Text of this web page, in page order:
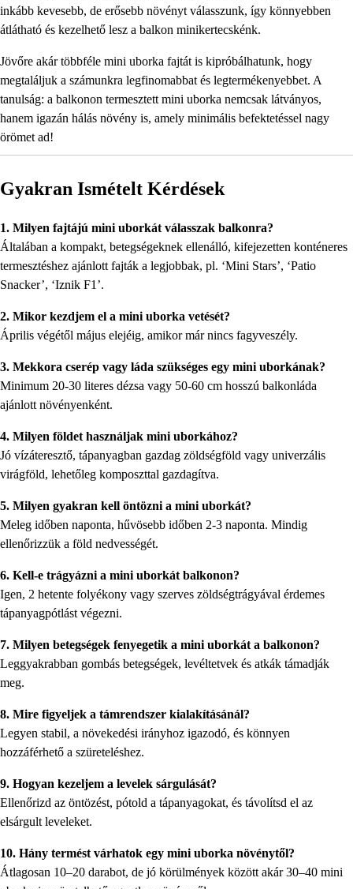
inkább kevesebb, de erősebb növényt válasszunk, így könnyebben
átlátható és kezelhető lesz a balkon minikertecskénk.
Jövőre akár többféle mini uborka fajtát is kipróbálhatunk, hogy
megtaláljuk a számunkra legfinomabbat és legtermékenyebbet. A
tanulság: a balkonon termesztett mini uborka nemcsak látványos,
hanem igazán hálás növény is, amely minimális befektetéssel nagy
örömet ad!
Gyakran Ismételt Kérdések
1. Milyen fajtájú mini uborkát válasszak balkonra?
Általában a kompakt, betegségeknek ellenálló, kifejezetten konténeres
termesztéshez ajánlott fajták a legjobbak, pl. ‘Mini Stars’, ‘Patio
Snacker’, ‘Iznik F1’.
2. Mikor kezdjem el a mini uborka vetését?
Április végétől május elejéig, amikor már nincs fagyveszély.
3. Mekkora cserép vagy láda szükséges egy mini uborkának?
Minimum 20-30 literes dézsa vagy 50-60 cm hosszú balkonláda
ajánlott növényenként.
4. Milyen földet használjak mini uborkához?
Jó vízáteresztő, tápanyagban gazdag zöldségföld vagy univerzális
virágföld, lehetőleg komposzttal gazdagítva.
5. Milyen gyakran kell öntözni a mini uborkát?
Meleg időben naponta, hűvösebb időben 2-3 naponta. Mindig
ellenőrizzük a föld nedvességét.
6. Kell-e trágyázni a mini uborkát balkonon?
Igen, 2 hetente folyékony vagy szerves zöldségtrágyával érdemes
tápanyagpótlást végezni.
7. Milyen betegségek fenyegetik a mini uborkát a balkonon?
Leggyakrabban gombás betegségek, levéltetvek és atkák támadják
meg.
8. Mire figyeljek a támrendszer kialakításánál?
Legyen stabil, a növekedési irányhoz igazodó, és könnyen
hozzáférhető a szüreteléshez.
9. Hogyan kezeljem a levelek sárgulását?
Ellenőrizd az öntözést, pótold a tápanyagokat, és távolítsd el az
elsárgult leveleket.
10. Hány termést várhatok egy mini uborka növénytől?
Átlagosan 10–20 darabot, de jó körülmények között akár 30–40 mini